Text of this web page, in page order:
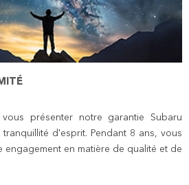
présenter notre garantie Subaru
d'esprit. Pendant 8 ans, vous
engagement en matière de qualité et de